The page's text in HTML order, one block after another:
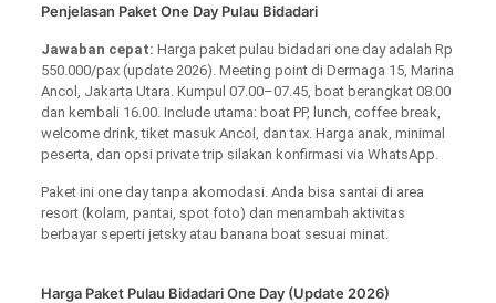
Penjelasan Paket One Day Pulau Bidadari
Jawaban cepat: Harga paket pulau bidadari one day adalah Rp
550.000/pax (update 2026). Meeting point di Dermaga 15, Marina
Ancol, Jakarta Utara. Kumpul 07.00–07.45, boat berangkat 08.00
dan kembali 16.00. Include utama: boat PP, lunch, coffee break,
welcome drink, tiket masuk Ancol, dan tax. Harga anak, minimal
peserta, dan opsi private trip silakan konfirmasi via WhatsApp.
Paket ini one day tanpa akomodasi. Anda bisa santai di area
resort (kolam, pantai, spot foto) dan menambah aktivitas
berbayar seperti jetsky atau banana boat sesuai minat.
Harga Paket Pulau Bidadari One Day (Update 2026)